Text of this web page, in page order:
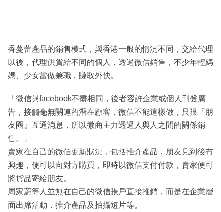
香蔓蕾產品的銷售模式，與香港一般的情況不同，交給代理
以後，代理供貨給不同的個人，透過微信銷售，不少年輕媽
媽、少女當做兼職，賺取外快。
「微信與facebook不盡相同，後者容許企業或個人刊登廣
告，接觸毫無關連的潛在顧客，微信不能這樣做，只限『朋
友圈』互通消息，所以微商主力透過人與人之間的關係銷
售。」
賣家在自己的微信更新狀況，包括推介產品，朋友見到後有
興趣，便可以向對方購買，即時以微信支付付款，賣家便可
將貨品寄給朋友。
周家蔚等人並無在自己的微信賬戶直接推銷，而是在企業層
面出席活動，推介產品及拍攝短片等。